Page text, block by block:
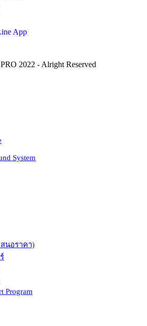
System
สนอราคา)
Program